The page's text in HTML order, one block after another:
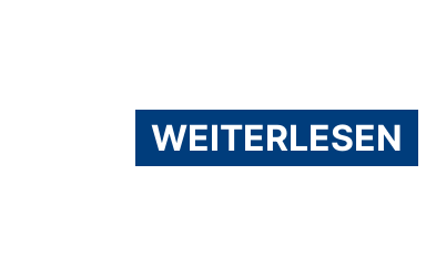
WEITERLESEN